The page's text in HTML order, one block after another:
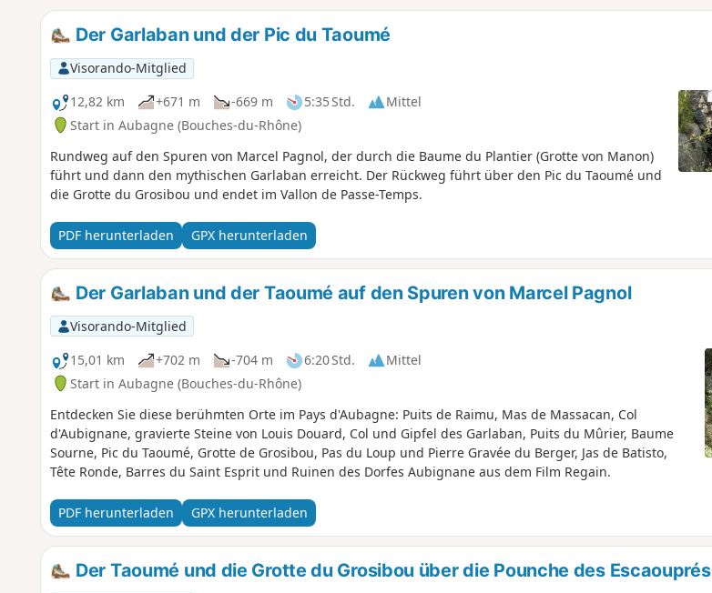
Der Garlaban und der Pic du Taoumé
Visorando-Mitglied
12,82 km
+671 m -669 m 5:35 Std.
Mittel
Start in Aubagne (Bouches-du-Rhône)
Rundweg auf den Spuren von Marcel Pagnol, der durch die Baume du Plantier (Grotte von Manon)
führt und dann den mythischen Garlaban erreicht. Der Rückweg führt über den Pic du Taoumé und
die Grotte du Grosibou und endet im Vallon de Passe-Temps.
PDF herunterladen GPX herunterladen
Der Garlaban und der Taoumé auf den Spuren von Marcel Pagnol
Visorando-Mitglied
15,01 km
+702 m -704 m 6:20 Std.
Mittel
Start in Aubagne (Bouches-du-Rhône)
Entdecken Sie diese berühmten Orte im Pays d'Aubagne: Puits de Raimu, Mas de Massacan, Col
d'Aubignane, gravierte Steine von Louis Douard, Col und Gipfel des Garlaban, Puits du Mûrier, Baume
Sourne, Pic du Taoumé, Grotte de Grosibou, Pas du Loup und Pierre Gravée du Berger, Jas de Batisto,
Tête Ronde, Barres du Saint Esprit und Ruinen des Dorfes Aubignane aus dem Film Regain.
PDF herunterladen GPX herunterladen
Der Taoumé und die Grotte du Grosibou über die Pounche des Escaouprés